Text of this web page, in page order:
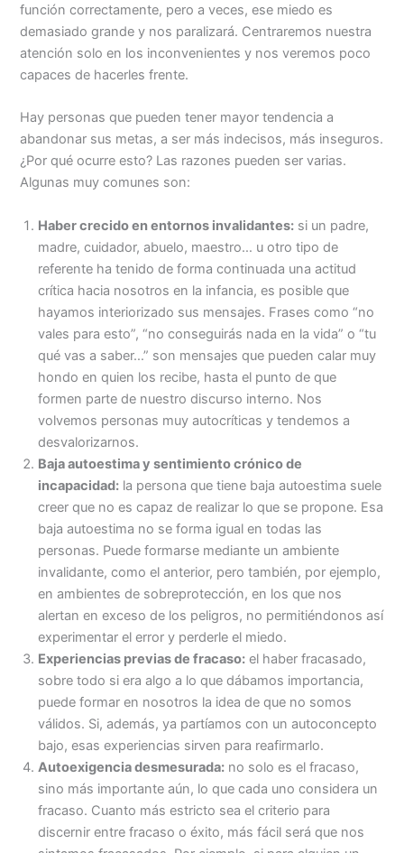
función correctamente, pero a veces, ese miedo es
demasiado grande y nos paralizará. Centraremos nuestra
atención solo en los inconvenientes y nos veremos poco
capaces de hacerles frente.
Hay personas que pueden tener mayor tendencia a
abandonar sus metas, a ser más indecisos, más inseguros.
¿Por qué ocurre esto? Las razones pueden ser varias.
Algunas muy comunes son:
Haber crecido en entornos invalidantes: si un padre,
madre, cuidador, abuelo, maestro… u otro tipo de
referente ha tenido de forma continuada una actitud
crítica hacia nosotros en la infancia, es posible que
hayamos interiorizado sus mensajes. Frases como “no
vales para esto”, “no conseguirás nada en la vida” o “tu
qué vas a saber…” son mensajes que pueden calar muy
hondo en quien los recibe, hasta el punto de que
formen parte de nuestro discurso interno. Nos
volvemos personas muy autocríticas y tendemos a
desvalorizarnos.
Baja autoestima y sentimiento crónico de
incapacidad: la persona que tiene baja autoestima suele
creer que no es capaz de realizar lo que se propone. Esa
baja autoestima no se forma igual en todas las
personas. Puede formarse mediante un ambiente
invalidante, como el anterior, pero también, por ejemplo,
en ambientes de sobreprotección, en los que nos
alertan en exceso de los peligros, no permitiéndonos así
experimentar el error y perderle el miedo.
Experiencias previas de fracaso: el haber fracasado,
sobre todo si era algo a lo que dábamos importancia,
puede formar en nosotros la idea de que no somos
válidos. Si, además, ya partíamos con un autoconcepto
bajo, esas experiencias sirven para reafirmarlo.
Autoexigencia desmesurada: no solo es el fracaso,
sino más importante aún, lo que cada uno considera un
fracaso. Cuanto más estricto sea el criterio para
discernir entre fracaso o éxito, más fácil será que nos